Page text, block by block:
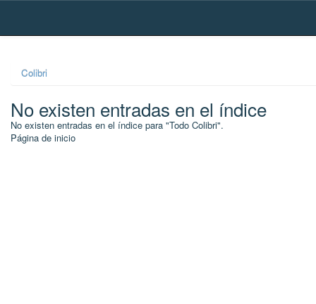
Skip
Colibri
No existen entradas en el índice
No existen entradas en el índice para "Todo Colibri".
Página de inicio